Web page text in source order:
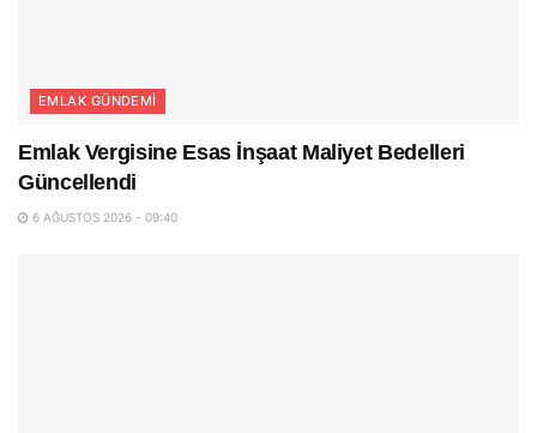
EMLAK GÜNDEMI
Emlak Vergisine Esas İnşaat Maliyet Bedelleri
Güncellendi
6 AĞUSTOS 2026 - 09:40